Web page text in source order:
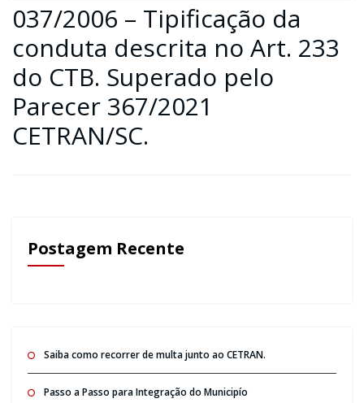
037/2006 – Tipificação da
conduta descrita no Art. 233
do CTB. Superado pelo
Parecer 367/2021
CETRAN/SC.
Postagem Recente
Saiba como recorrer de multa junto ao CETRAN.
Passo a Passo para Integração do Municipío